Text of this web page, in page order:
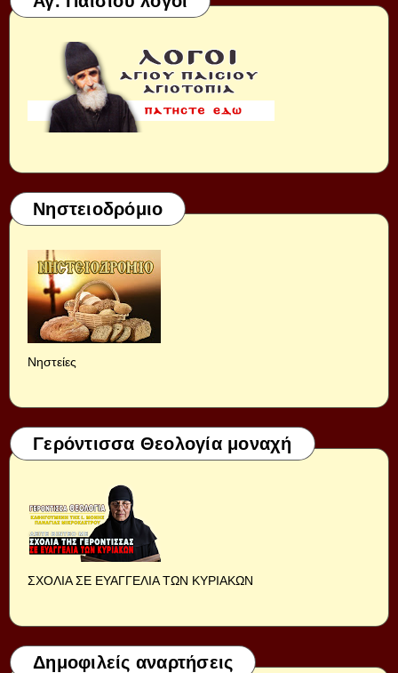
Νηστειοδρόμιο
Νηστείες
Γερόντισσα Θεολογία μοναχή
ΣΧΟΛΙΑ ΣΕ ΕΥΑΓΓΕΛΙΑ ΤΩΝ ΚΥΡΙΑΚΩΝ
Δημοφιλείς αναρτήσεις